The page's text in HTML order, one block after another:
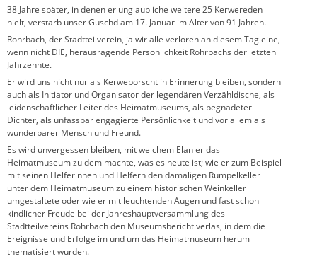
38 Jahre später, in denen er unglaubliche weitere 25 Kerwereden
hielt, verstarb unser Guschd am 17. Januar im Alter von 91 Jahren.
Rohrbach, der Stadtteilverein, ja wir alle verloren an diesem Tag eine,
wenn nicht DIE, herausragende Persönlichkeit Rohrbachs der letzten
Jahrzehnte.
Er wird uns nicht nur als Kerweborscht in Erinnerung bleiben, sondern
auch als Initiator und Organisator der legendären Verzähldische, als
leidenschaftlicher Leiter des Heimatmuseums, als begnadeter
Dichter, als unfassbar engagierte Persönlichkeit und vor allem als
wunderbarer Mensch und Freund.
Es wird unvergessen bleiben, mit welchem Elan er das
Heimatmuseum zu dem machte, was es heute ist; wie er zum Beispiel
mit seinen Helferinnen und Helfern den damaligen Rumpelkeller
unter dem Heimatmuseum zu einem historischen Weinkeller
umgestaltete oder wie er mit leuchtenden Augen und fast schon
kindlicher Freude bei der Jahreshauptversammlung des
Stadtteilvereins Rohrbach den Museumsbericht verlas, in dem die
Ereignisse und Erfolge im und um das Heimatmuseum herum
thematisiert wurden.